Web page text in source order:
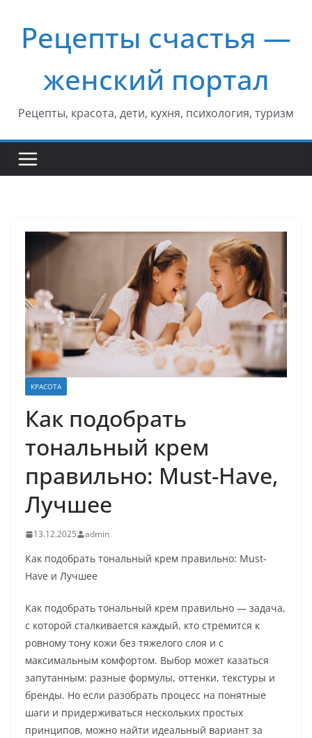
содержимому
Рецепты счастья —
женский портал
Рецепты, красота, дети, кухня, психология, туризм
КРАСОТА
Как подобрать
тональный крем
правильно: Must-Have,
Лучшее
13.12.2025 admin
Как подобрать тональный крем правильно: Must-
Have и Лучшее
Как подобрать тональный крем правильно — задача,
с которой сталкивается каждый, кто стремится к
ровному тону кожи без тяжелого слоя и с
максимальным комфортом. Выбор может казаться
запутанным: разные формулы, оттенки, текстуры и
бренды. Но если разобрать процесс на понятные
шаги и придерживаться нескольких простых
принципов, можно найти идеальный вариант за